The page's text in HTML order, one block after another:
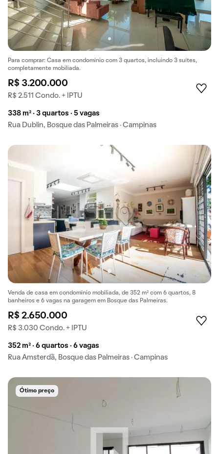
Para comprar: Casa em condomínio com 3 quartos, incluindo 3 suítes,
completamente mobiliada.
R$ 3.200.000
R$ 2.511 Condo. + IPTU
338 m² · 3 quartos · 5 vagas
Rua Dublin, Bosque das Palmeiras · Campinas
Venda de casa em condomínio mobiliada, de 352 m² com 6 quartos, 8
banheiros e 6 vagas na garagem em Bosque das Palmeiras.
R$ 2.650.000
R$ 3.030 Condo. + IPTU
352 m² · 6 quartos · 6 vagas
Rua Amsterdã, Bosque das Palmeiras · Campinas
Ótimo preço